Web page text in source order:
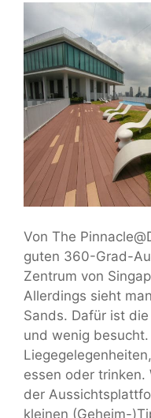
Von The
guten 360-Grad-
Zentrum von
Allerdings sieht
Sands. Dafür ist
und wenig
essen oder
der
kleinen (Geheim-